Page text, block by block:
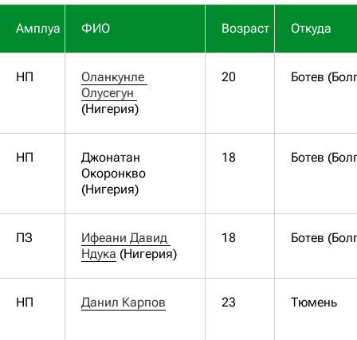
Амплуа ФИО Возраст Откуда
НП
Оланкунле
(Нигерия)
20 Ботев
НП
Джонатан
Окоронкво
(Нигерия)
18 Ботев
ПЗ
Ифеани Давид
Ндука (Нигерия)
18 Ботев
НП Данил Карпов 23 Тюмень